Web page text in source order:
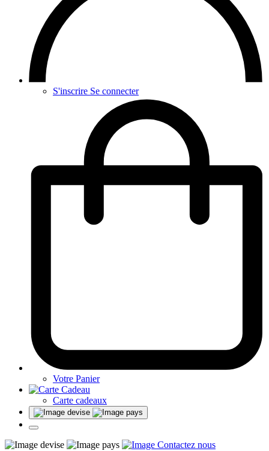
S'inscrire Se connecter
Votre Panier
Carte cadeaux